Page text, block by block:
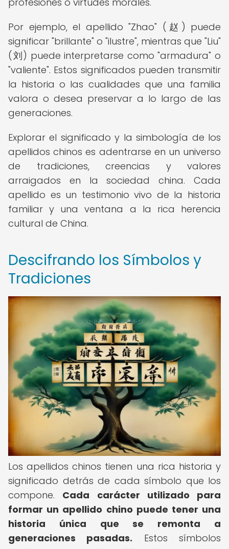
Por ejemplo, el apellido "Zhao" (赵) puede
significar "brillante" o "ilustre", mientras que "Liu"
(刘) puede interpretarse como "armadura" o
"valiente". Estos significados pueden transmitir
la historia o las cualidades que una familia
valora o desea preservar a lo largo de las
generaciones.
Explorar el significado y la simbología de los
apellidos chinos es adentrarse en un universo
de tradiciones, creencias y valores
arraigados en la sociedad china. Cada
apellido es un testimonio vivo de la historia
familiar y una ventana a la rica herencia
cultural de China.
Descifrando los Símbolos y
Tradiciones
Los apellidos chinos tienen una rica historia y
significado detrás de cada símbolo que los
compone. Cada carácter utilizado para
formar un apellido chino puede tener una
historia única que se remonta a
generaciones pasadas. Estos símbolos